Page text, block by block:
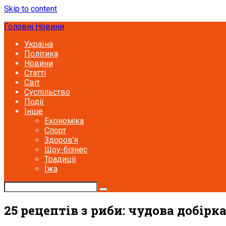
Skip to content
Головні Новини
Україна
Політика
Новини
Статті
Світ
Суспільство
Події
Інше
Економіка
Спорт
Здоров’я
Шоу-бізнес
Традиції
Їжа
25 рецептів з риби: чудова добірка